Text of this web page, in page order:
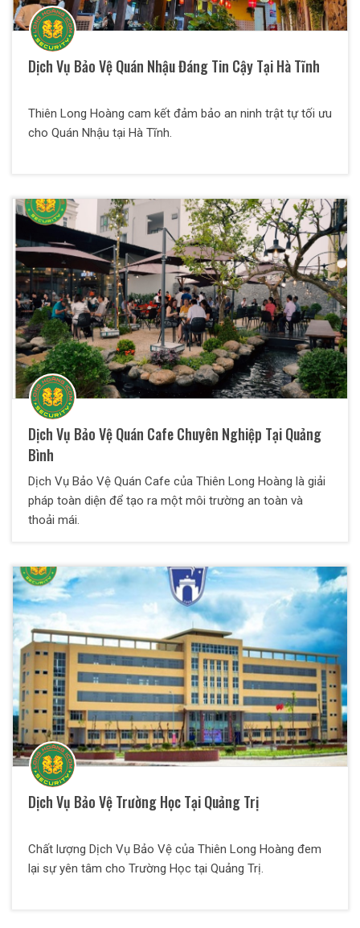
Dịch Vụ Bảo Vệ Quán Nhậu Đáng Tin Cậy Tại Hà Tĩnh
Thiên Long Hoàng cam kết đảm bảo an ninh trật tự tối ưu
cho Quán Nhậu tại Hà Tĩnh.
Dịch Vụ Bảo Vệ Quán Cafe Chuyên Nghiệp Tại Quảng
Bình
Dịch Vụ Bảo Vệ Quán Cafe của Thiên Long Hoàng là giải
pháp toàn diện để tạo ra một môi trường an toàn và
thoải mái.
Dịch Vụ Bảo Vệ Trường Học Tại Quảng Trị
Chất lượng Dịch Vụ Bảo Vệ của Thiên Long Hoàng đem
lại sự yên tâm cho Trường Học tại Quảng Trị.